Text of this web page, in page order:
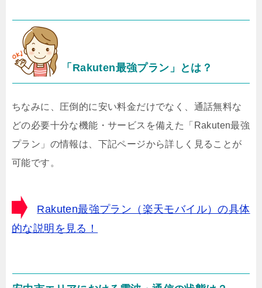
「Rakuten最強プラン」とは？
ちなみに、圧倒的に安い料金だけでなく、通話無料な
どの必要十分な機能・サービスを備えた「Rakuten最強
プラン」の情報は、下記ページから詳しく見ることが
可能です。
Rakuten最強プラン（楽天モバイル）の具体
的な説明を見る！